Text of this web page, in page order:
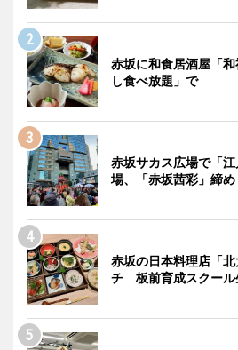
赤坂に和食居酒屋「
し食べ放題」で
赤坂サカス広場で「
場、「赤坂茜彩」締め
赤坂の日本料理店「
チ 板前育成スクール